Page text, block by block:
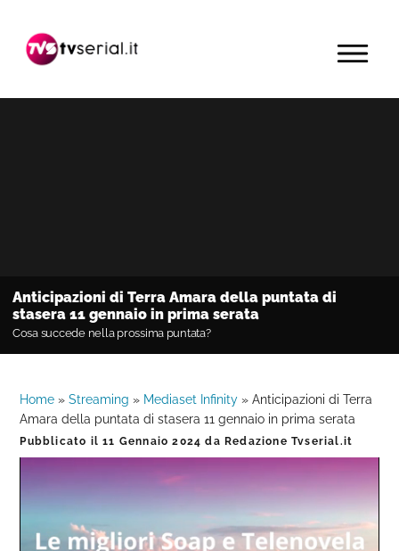
navigazione
contenuto
barra
primaria
MENU
Anticipazioni di Terra Amara della puntata di
stasera 11 gennaio in prima serata
Cosa succede nella prossima puntata?
Home »Streaming » Mediaset Infinity »Anticipazioni di Terra
Amara della puntata di stasera 11 gennaio in prima serata
Pubblicato il11 Gennaio 2024 da Redazione Tvserial.it